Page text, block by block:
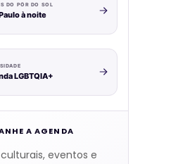
DO PÔR DO SOL
à noite
LGBTQIA+
A AGENDA
eventos e